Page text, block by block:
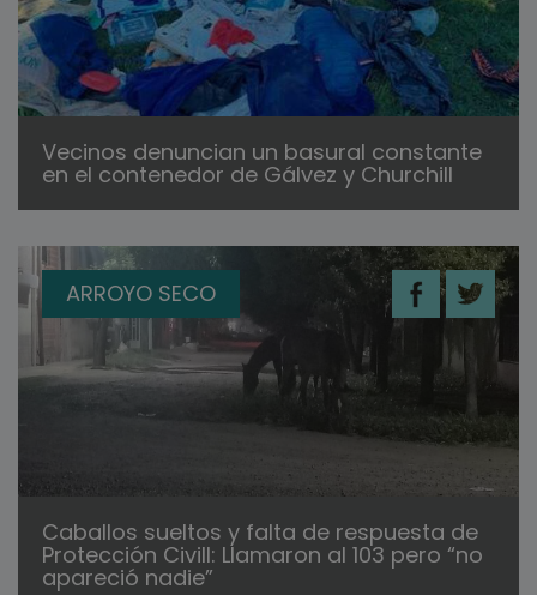
Vecinos denuncian un basural constante
en el contenedor de Gálvez y Churchill
ARROYO SECO
Caballos sueltos y falta de respuesta de
Protección Civill: Llamaron al 103 pero “no
apareció nadie”